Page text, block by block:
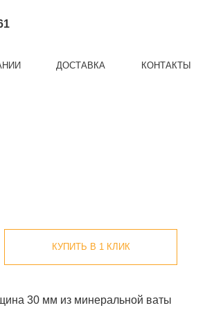
ДОСТАВКА КОНТАКТЫ
КУПИТЬ В 1 КЛИК
30 мм из минеральной ваты